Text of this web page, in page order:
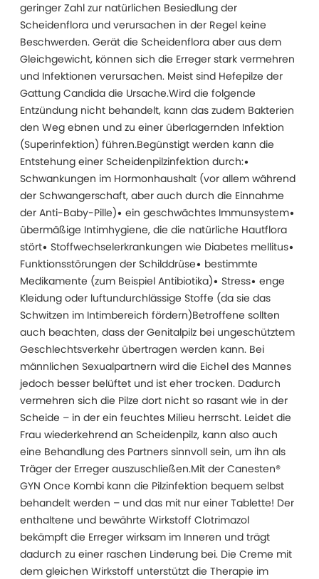
geringer Zahl zur natürlichen Besiedlung der
Scheidenflora und verursachen in der Regel keine
Beschwerden. Gerät die Scheidenflora aber aus dem
Gleichgewicht, können sich die Erreger stark vermehren
und Infektionen verursachen. Meist sind Hefepilze der
Gattung Candida die Ursache.Wird die folgende
Entzündung nicht behandelt, kann das zudem Bakterien
den Weg ebnen und zu einer überlagernden Infektion
(Superinfektion) führen.Begünstigt werden kann die
Entstehung einer Scheidenpilzinfektion durch:•
Schwankungen im Hormonhaushalt (vor allem während
der Schwangerschaft, aber auch durch die Einnahme
der Anti-Baby-Pille)• ein geschwächtes Immunsystem•
übermäßige Intimhygiene, die die natürliche Hautflora
stört• Stoffwechselerkrankungen wie Diabetes mellitus•
Funktionsstörungen der Schilddrüse• bestimmte
Medikamente (zum Beispiel Antibiotika)• Stress• enge
Kleidung oder luftundurchlässige Stoffe (da sie das
Schwitzen im Intimbereich fördern)Betroffene sollten
auch beachten, dass der Genitalpilz bei ungeschütztem
Geschlechtsverkehr übertragen werden kann. Bei
männlichen Sexualpartnern wird die Eichel des Mannes
jedoch besser belüftet und ist eher trocken. Dadurch
vermehren sich die Pilze dort nicht so rasant wie in der
Scheide – in der ein feuchtes Milieu herrscht. Leidet die
Frau wiederkehrend an Scheidenpilz, kann also auch
eine Behandlung des Partners sinnvoll sein, um ihn als
Träger der Erreger auszuschließen.Mit der Canesten®
GYN Once Kombi kann die Pilzinfektion bequem selbst
behandelt werden – und das mit nur einer Tablette! Der
enthaltene und bewährte Wirkstoff Clotrimazol
bekämpft die Erreger wirksam im Inneren und trägt
dadurch zu einer raschen Linderung bei. Die Creme mit
dem gleichen Wirkstoff unterstützt die Therapie im